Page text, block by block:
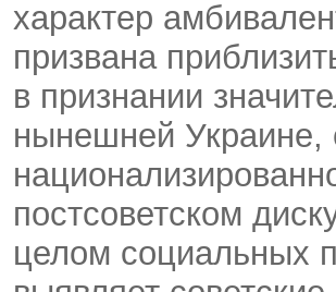
характер
призвана
в признании
нынешней Украине,
постсоветском
целом социальных